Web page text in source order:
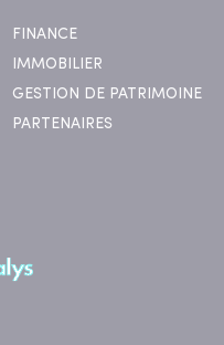
FINANCE
IMMOBILIER
GESTION DE PATRIMOINE
PARTENAIRES